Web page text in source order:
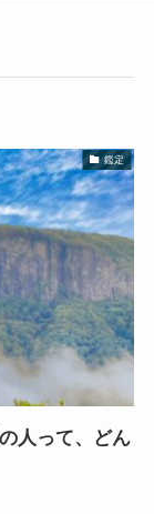
鑑定
人って、どん